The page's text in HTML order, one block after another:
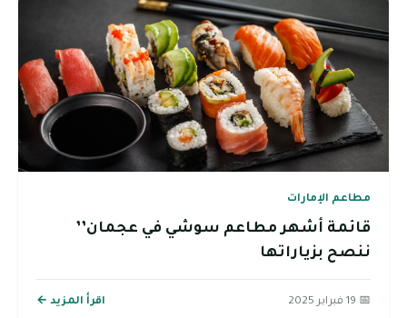
مطاعم الإمارات
قائمة أشهر مطاعم سوشي في عجمان’’
ننصح بزياراتها
📅 19 فبراير 2025 اقرأ المزيد ←